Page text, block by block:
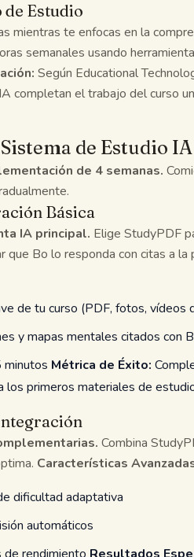
Estudio
mientras te enfocas en la
semanales usando
Según Educational
completan el trabajo del curso
de Estudio IA
de 4 semanas.
Básica
IA principal. Elige StudyPDF
que Bo lo responda con citas a la
de tu curso (PDF, fotos, vídeos
y mapas mentales citados con
minutos Métrica de Éxito:
los primeros materiales de
Combina
Características
dificultad adaptativa
automáticos